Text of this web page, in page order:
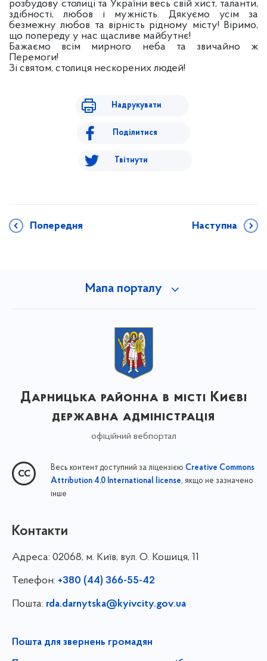
розбудову столиці та України весь свій хист, таланти,
здібності, любов і мужність. Дякуємо усім за
безмежну любов та вірність рідному місту! Віримо,
що попереду у нас щасливе майбутнє!
Бажаємо всім мирного неба та звичайно ж
Перемоги!
Зі святом, столиця нескорених людей!
Надрукувати
Поділитися
Твітнути
Попередня Наступна
Мапа порталу
Дарницька районна в місті Києві
державна адміністрація
офіційний вебпортал
Весь контент доступний за ліцензією Creative Commons
Attribution 4.0 International license, якщо не зазначено
інше
Контакти
Адреса: 02068, м. Київ, вул. О. Кошиця, 11
Телефон: +380 (44) 366-55-42
Пошта: rda.darnytska@kyivcity.gov.ua
Пошта для звернень громадян